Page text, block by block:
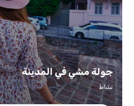
جولة مشي في المدينة
نشاط